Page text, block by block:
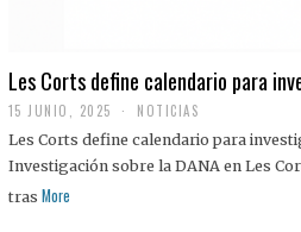
Les Corts define calendario para
15 JUNIO, 2025 NOTICIAS
Les Corts define calendario para
Investigación sobre la DANA en Les
tras More